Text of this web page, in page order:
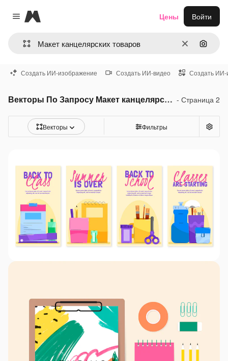
Close menu
Magnific
ОчиститьПоиск
Цены Войти
Создать ИИ-изображение Создать ИИ-видео Создать ИИ-
Векторы По Запросу Макет канцелярских товаров - Страница 2
Векторы Фильтры